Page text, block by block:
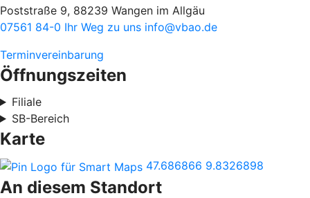
Poststraße 9, 88239 Wangen im Allgäu
07561 84-0 Ihr Weg zu uns info@vbao.de
Terminvereinbarung
Öffnungszeiten
Filiale
SB-Bereich
Karte
47.686866 9.8326898
An diesem Standort